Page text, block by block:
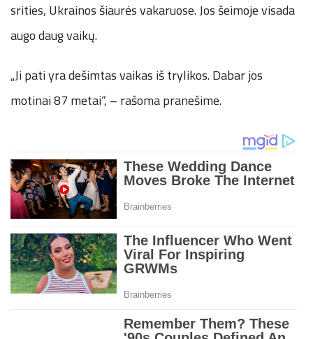
srities, Ukrainos šiaurės vakaruose. Jos šeimoje visada
augo daug vaikų.
„Ji pati yra dešimtas vaikas iš trylikos. Dabar jos
motinai 87 metai“, – rašoma pranešime.